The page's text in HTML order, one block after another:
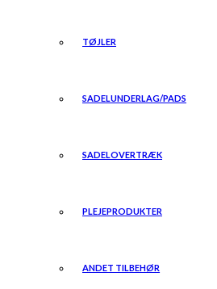
TØJLER
SADELUNDERLAG/PADS
SADELOVERTRÆK
PLEJEPRODUKTER
ANDET TILBEHØR